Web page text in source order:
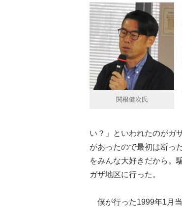
関根健次氏
い？」といわれたのがガ
があったので最初は断っ
をみんな大好きだから。
ガザ地区に行った。
僕が行った1999年1月